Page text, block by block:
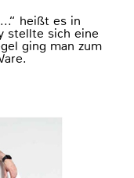
heißt es in
stellte sich eine
ging man zum